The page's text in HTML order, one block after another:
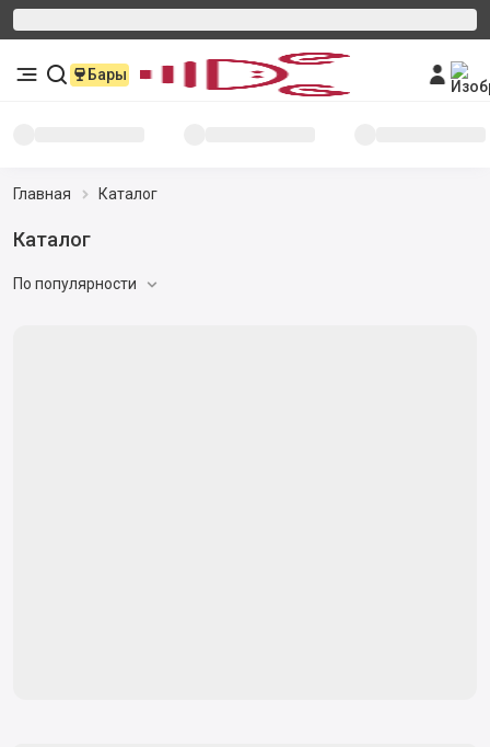
Бары
Главная Каталог
Каталог
По популярности